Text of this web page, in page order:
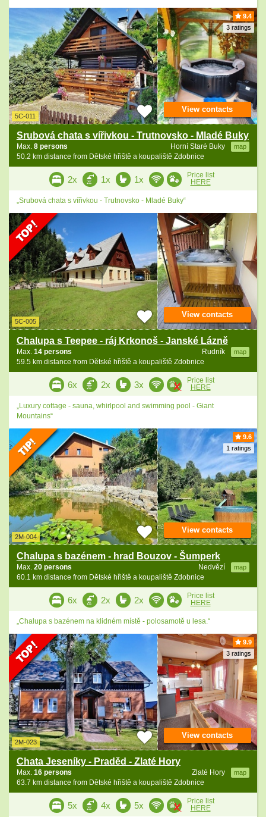
9.4
3 ratings
5C-011
Srubová chata s vířivkou - Trutnovsko - Mladé Buky
Horní Staré Buky map
Max. 8 persons
50.2 km distance from Dětské hřiště a koupaliště Zdobnice
View contacts
2x 1x 1x
Price list
HERE
„Srubová chata s vířivkou - Trutnovsko - Mladé Buky“
5C-005
Chalupa s Teepee - ráj Krkonoš - Janské Lázně
Rudník map
Max. 14 persons
59.5 km distance from Dětské hřiště a koupaliště Zdobnice
View contacts
6x 2x 3x
Price list
HERE
„Luxury cottage - sauna, whirlpool and swimming pool - Giant
Mountains“
9.6
1 ratings
2M-004
Chalupa s bazénem - hrad Bouzov - Šumperk
Nedvězí map
Max. 20 persons
60.1 km distance from Dětské hřiště a koupaliště Zdobnice
View contacts
6x 2x 2x
Price list
HERE
„Chalupa s bazénem na klidném místě - polosamotě u lesa.“
9.9
3 ratings
2M-023
Chata Jeseníky - Praděd - Zlaté Hory
Zlaté Hory map
Max. 16 persons
63.7 km distance from Dětské hřiště a koupaliště Zdobnice
View contacts
5x 4x 5x
Price list
HERE